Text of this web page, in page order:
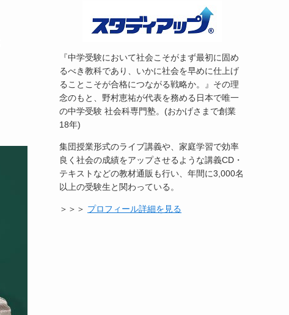
『中学受験において社会こそがまず最初に固め
るべき教科であり、いかに社会を早めに仕上げ
ることこそが合格につながる戦略か。』その理
念のもと、野村恵祐が代表を務める日本で唯一
の中学受験 社会科専門塾。(おかげさまで創業
18年)
集団授業形式のライブ講義や、家庭学習で効率
良く社会の成績をアップさせるような講義CD・
テキストなどの教材通販も行い、年間に3,000名
以上の受験生と関わっている。
＞＞＞ プロフィール詳細を見る